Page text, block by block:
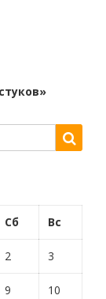
Сб Вс
2 3
9 10